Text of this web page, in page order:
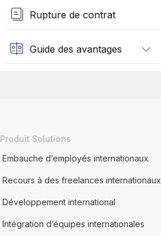
Rupture de contrat
Guide des avantages
Produit Solutions
Embauche d’employés internationaux
Recours à des freelances internationaux
Développement international
Intégration d’équipes internationales